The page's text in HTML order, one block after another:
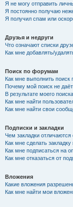
Я не могу отправить
Я постоянно получаю
Я получил спам или
Друзья и недруги
Что означают списки
Как мне добавлять/
Поиск по форумам
Как мне выполнить
Почему мой поиск не даёт
В результате моего
Как мне найти
Как мне найти свои
Подписки и закладки
Чем закладки отличаются
Как мне сделать
Как мне подписаться на
Как мне отказаться от
Вложения
Какие вложения
Как мне найти мои